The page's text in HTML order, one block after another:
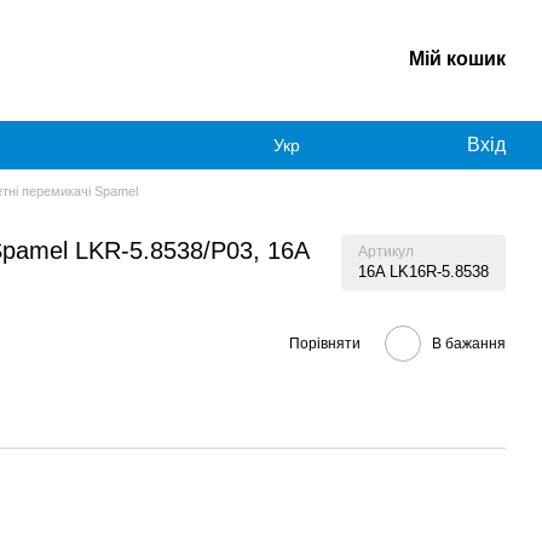
Мій кошик
Укр Вхід
перемикачі Spamel
LKR-5.8538/P03, 16A Артикул
16A LK16R-5.8538
Порівняти В бажання